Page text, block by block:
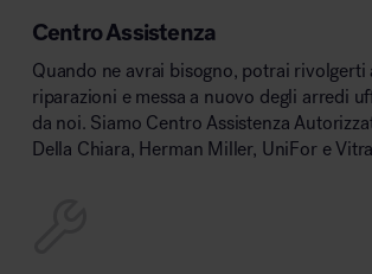
Centro Assistenza
Quando ne avrai bisogno, potrai rivolgerti
riparazioni e messa a nuovo degli arredi
da noi. Siamo Centro Assistenza
Della Chiara, Herman Miller, UniFor e